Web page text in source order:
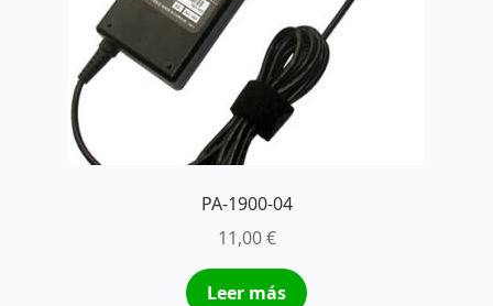
PA-1900-04
11,00€
Leer más